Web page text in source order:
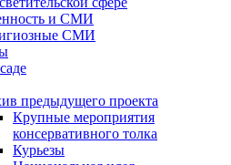
и СМИ
СМИ
предыдущего проекта
Крупные мероприятия
консервативного толка
Курьезы